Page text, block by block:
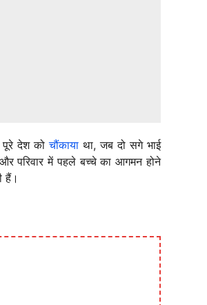
पूरे देश कोचौंकाया था, जब दो सगे भाई
परिवार में पहले बच्चे का आगमन होने
हैं।